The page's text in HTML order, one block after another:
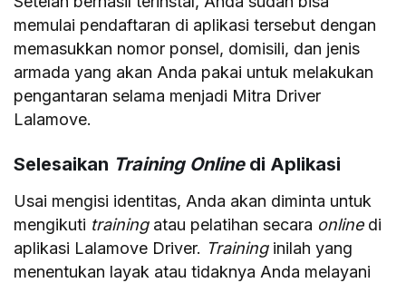
memulai pendaftaran di aplikasi tersebut dengan
memasukkan nomor ponsel, domisili, dan jenis
armada yang akan Anda pakai untuk melakukan
pengantaran selama menjadi Mitra Driver
Lalamove.
Selesaikan Training Online di Aplikasi
Usai mengisi identitas, Anda akan diminta untuk
mengikuti training atau pelatihan secara onlinedi
aplikasi Lalamove Driver. Training inilah yang
menentukan layak atau tidaknya Anda melayani